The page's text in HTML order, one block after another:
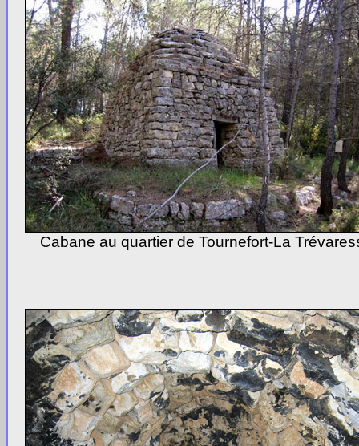
Cabane au quartier de Tournefort-La